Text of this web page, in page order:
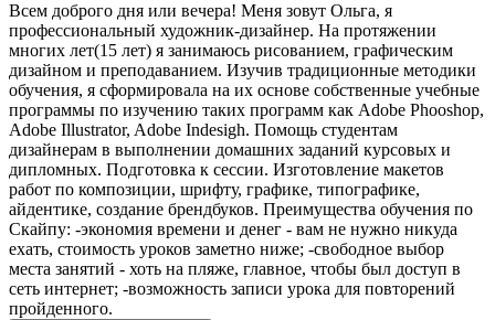
Всем доброго дня или вечера! Меня зовут Ольга, я
профессиональный художник-дизайнер. На протяжении
многих лет(15 лет) я занимаюсь рисованием, графическим
дизайном и преподаванием. Изучив традиционные методики
обучения, я сформировала на их основе собственные учебные
программы по изучению таких программ как Adobe Phooshop,
Adobe Illustrator, Adobe Indesigh. Помощь студентам
дизайнерам в выполнении домашних заданий курсовых и
дипломных. Подготовка к сессии. Изготовление макетов
работ по композиции, шрифту, графике, типографике,
айдентике, создание брендбуков. Преимущества обучения по
Скайпу: -экономия времени и денег - вам не нужно никуда
ехать, стоимость уроков заметно ниже; -свободное выбор
места занятий - хоть на пляже, главное, чтобы был доступ в
сеть интернет; -возможность записи урока для повторений
пройденного.